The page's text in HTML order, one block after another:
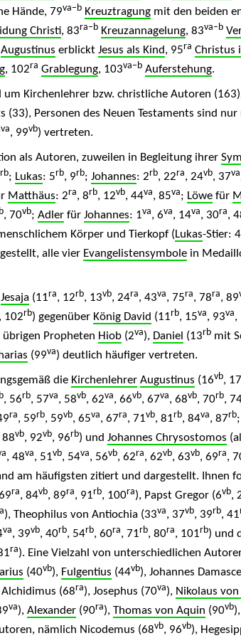
Hände, 79va–b Kreuztragungmit den beiden
Christi, 83ra–b Kreuzannagelung, 83va–b
Augustinus erblickt Jesus als Kind, 95ra Christus
, 102ra Grablegung, 103va–b Auferstehung.
Kirchenlehrer bzw. christliche Autoren
(33), Personen des Neuen Testaments sind
va, 99vb) vertreten.
als Autoren, zuweilen in Begleitung ihrer
rb; Lukas: 5rb, 9rb; Johannes: 2rb, 22ra, 24vb, 37va
Matthäus: 2ra, 8rb, 12vb, 44va, 85va; Löwefür
, 70vb; Adlerfür Johannes: 1va, 6va, 14va, 30ra,
Körper und Tierkopf (Lukas-Stier: 4
alle vier Evangelistensymbolein
Jesaja(11ra, 12rb, 13vb, 24ra, 43va, 75ra, 78ra, 89
, 102rb) gegenüber König David (11rb, 15va, 93va,
übrigen Propheten Hiob(2va), Daniel (13rbmit
(99va) deutlich häufiger vertreten.
die Kirchenlehrer Augustinus (16vb, 17
, 56rb, 57va, 58vb, 62va, 66vb, 67va, 68vb, 70rb,
ra, 59rb, 59vb, 65va, 67ra, 71vb, 81rb, 84va, 87rb
88vb, 92vb, 96rb) und Johannes Chrysostomos
, 48va, 51vb, 54va, 56vb, 62ra, 62vb, 63vb, 69ra,
am häufigsten zitiert und dargestellt. Ihnen
ra, 84vb, 89ra, 91rb, 100ra), Papst Gregor (6vb,
), Theophilus von Antiochia (33va, 37vb, 39rb, 41
va, 39vb, 40rb, 54rb, 60ra, 71rb, 80ra, 101rb) und
ra). Eine Vielzahl von unterschiedlichen
(40vb), Fulgentius (44vb), Johannes
Alchidimus (68ra), Josephus (70va), Nikolaus von
va), Alexander(90ra), Thomas von Aquin (90vb
nämlich Nicodemus (68vb, 96vb),